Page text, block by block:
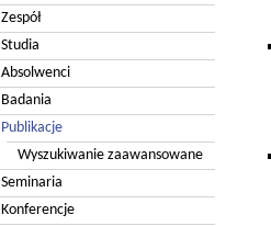
Zespół
Studia
Absolwenci
Badania
Publikacje
Wyszukiwanie zaawansowane
Seminaria
Konferencje